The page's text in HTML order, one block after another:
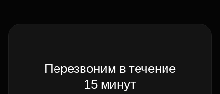
Перезвоним в течение
15 минут